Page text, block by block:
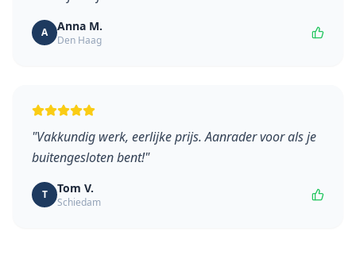
A Anna M.
Den Haag
"Vakkundig werk, eerlijke prijs. Aanrader voor als je
buitengesloten bent!"
T Tom V.
Schiedam